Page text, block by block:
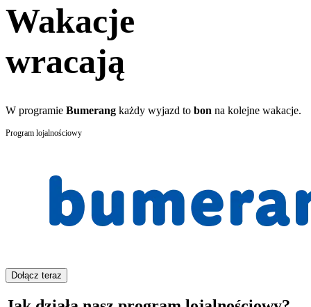
Wakacje
wracają
W programie Bumerang każdy wyjazd to bon na kolejne wakacje.
Program lojalnościowy
Dołącz teraz